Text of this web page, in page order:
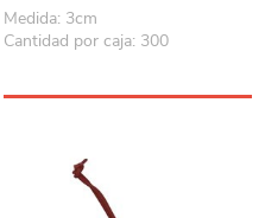
Medida: 3cm
Cantidad por caja: 300